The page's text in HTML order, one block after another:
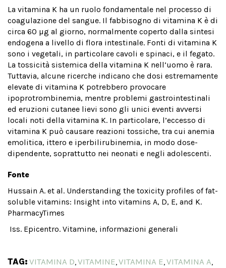
La vitamina K ha un ruolo fondamentale nel processo di
coagulazione del sangue. Il fabbisogno di vitamina K è di
circa 60 µg al giorno, normalmente coperto dalla sintesi
endogena a livello di flora intestinale. Fonti di vitamina K
sono i vegetali, in particolare cavoli e spinaci, e il fegato.
La tossicità sistemica della vitamina K nell’uomo è rara.
Tuttavia, alcune ricerche indicano che dosi estremamente
elevate di vitamina K potrebbero provocare
ipoprotrombinemia, mentre problemi gastrointestinali
ed eruzioni cutanee lievi sono gli unici eventi avversi
locali noti della vitamina K. In particolare, l’eccesso di
vitamina K può causare reazioni tossiche, tra cui anemia
emolitica, ittero e iperbilirubinemia, in modo dose-
dipendente, soprattutto nei neonati e negli adolescenti.
Fonte
Hussain A. et al. Understanding the toxicity profiles of fat-
soluble vitamins: Insight into vitamins A, D, E, and K.
PharmacyTimes
Iss. Epicentro. Vitamine, informazioni generali
TAG: VITAMINA D,VITAMINE,VITAMINA E,VITAMINA A,